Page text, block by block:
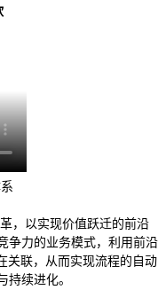
，以实现价值跃迁的前沿
争力的业务模式，利用前沿
关联，从而实现流程的自动
续进化。